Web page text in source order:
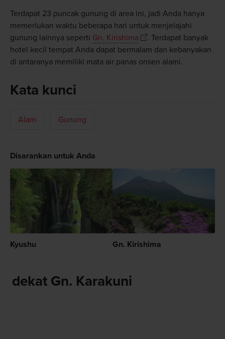
Terdapat 23 puncak gunung di area ini, jadi Anda hanya
memerlukan waktu beberapa hari untuk menjelajahi
gunung lainnya seperti Gn. Kirishima
. Terdapat banyak
hotel kecil tempat Anda dapat bermalam dan kebanyakan
di antaranya memiliki mata air panas onsen alami.
Kata kunci
Alam Gunung
Disarankan untuk Anda
Kyushu Gn. Kirishima
dekat Gn. Karakuni